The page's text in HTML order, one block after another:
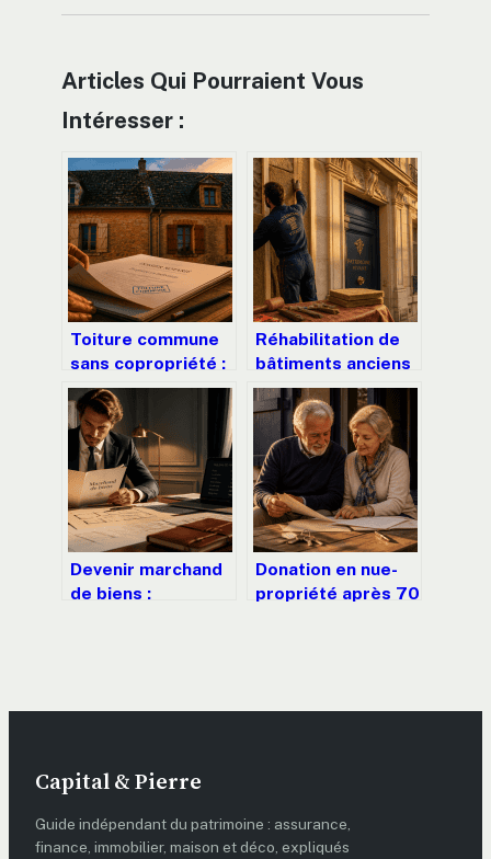
Articles Qui Pourraient Vous
Intéresser :
Toiture commune
sans copropriété :
vos droits, la
répartition des
frais et la gestion
des travaux
Réhabilitation de
bâtiments anciens
à Paris : concilier
performance
énergétique,
contraintes
urbaines et
respect du
patrimoine
Devenir marchand
de biens :
Donation en nue-
propriété après 70
Capital & Pierre
Guide indépendant du patrimoine : assurance,
finance, immobilier, maison et déco, expliqués